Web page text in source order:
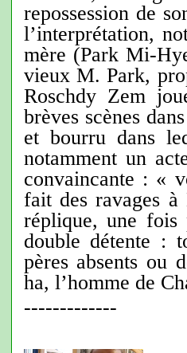
repossession de
l’interprétation,
mère (Park Mi-
vieux M. Park,
Roschdy Zem
brèves scènes
et bourru dans
notamment un
convaincante : «
fait des ravages
réplique, une fois
double détente :
pères absents ou
ha, l’homme de
-------------